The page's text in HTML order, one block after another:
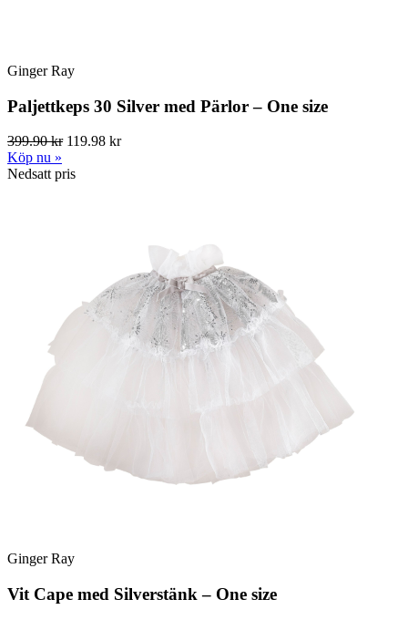
Ginger Ray
Paljettkeps 30 Silver med Pärlor – One size
399.90 kr119.98 kr
Köp nu »
Nedsatt pris
Ginger Ray
Vit Cape med Silverstänk – One size